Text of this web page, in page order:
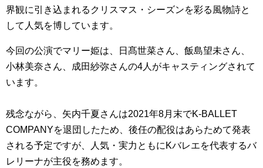
界観に引き込まれるクリスマス・シーズンを彩る風物詩と
して人気を博しています。
今回の公演でマリー姫は、日髙世菜さん、飯島望未さん、
小林美奈さん、成田紗弥さんの4人がキャスティングされて
います。
残念ながら、矢内千夏さんは2021年8月末でK-BALLET
COMPANYを退団したため、後任の配役はあらためて発表
される予定ですが、人気・実力ともにKバレエを代表するバ
レリーナが主役を務めます。